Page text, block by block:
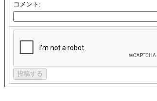
コメント: